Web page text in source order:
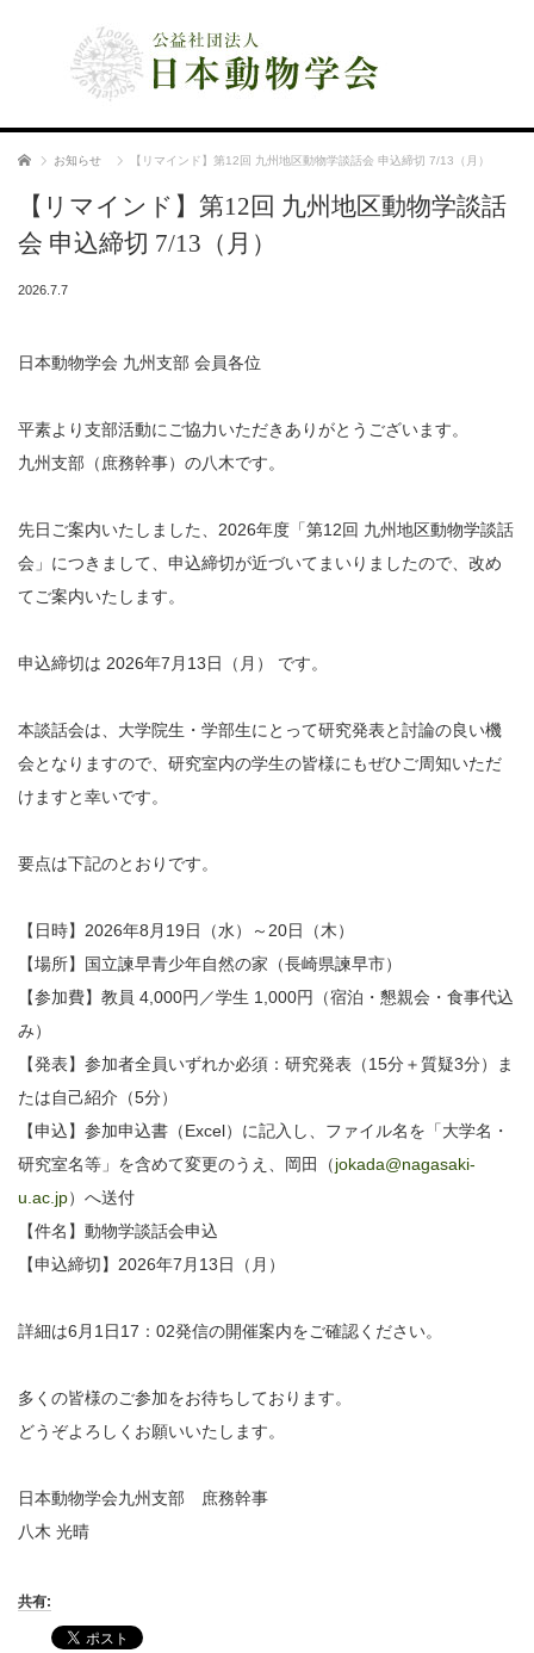
ホーム お知らせ 【リマインド】第12回 九州地区動物学談話会 申込締切 7/13（月）
【リマインド】第12回 九州地区動物学談話
会 申込締切 7/13（月）
2026.7.7
日本動物学会 九州支部 会員各位
平素より支部活動にご協力いただきありがとうございます。
九州支部（庶務幹事）の八木です。
先日ご案内いたしました、2026年度「第12回 九州地区動物学談話
会」につきまして、申込締切が近づいてまいりましたので、改め
てご案内いたします。
申込締切は 2026年7月13日（月） です。
本談話会は、大学院生・学部生にとって研究発表と討論の良い機
会となりますので、研究室内の学生の皆様にもぜひご周知いただ
けますと幸いです。
要点は下記のとおりです。
【日時】2026年8月19日（水）～20日（木）
【場所】国立諫早青少年自然の家（長崎県諫早市）
【参加費】教員 4,000円／学生 1,000円（宿泊・懇親会・食事代込
み）
【発表】参加者全員いずれか必須：研究発表（15分＋質疑3分）ま
たは自己紹介（5分）
【申込】参加申込書（Excel）に記入し、ファイル名を「大学名・
研究室名等」を含めて変更のうえ、岡田（jokada@nagasaki-
u.ac.jp）へ送付
【件名】動物学談話会申込
【申込締切】2026年7月13日（月）
詳細は6月1日17：02発信の開催案内をご確認ください。
多くの皆様のご参加をお待ちしております。
どうぞよろしくお願いいたします。
日本動物学会九州支部 庶務幹事
八木 光晴
共有: